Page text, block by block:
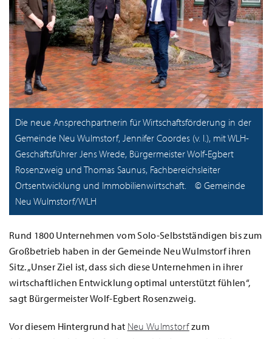
Die neue Ansprechpartnerin für Wirtschaftsförderung in der
Gemeinde Neu Wulmstorf, Jennifer Coordes (v. l.), mit WLH-
Geschäftsführer Jens Wrede, Bürgermeister Wolf-Egbert
Rosenzweig und Thomas Saunus, Fachbereichsleiter
Ortsentwicklung und Immobilienwirtschaft. © Gemeinde
Neu Wulmstorf/WLH
Rund 1800 Unternehmen vom Solo-Selbstständigen bis zum
Großbetrieb haben in der Gemeinde Neu Wulmstorf ihren
Sitz. „Unser Ziel ist, dass sich diese Unternehmen in ihrer
wirtschaftlichen Entwicklung optimal unterstützt fühlen“,
sagt Bürgermeister Wolf-Egbert Rosenzweig.
Vor diesem Hintergrund hat Neu Wulmstorfzum